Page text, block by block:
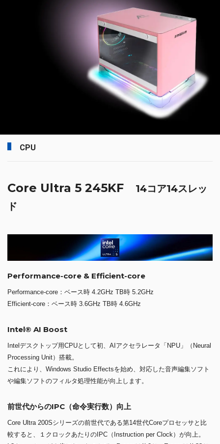
CPU
Core Ultra 5 245KF
14コア14スレッ
ド
Performance-core & Efficient-core
Performance-core：ベース時 4.2GHz TB時 5.2GHz
Efficient-core：ベース時 3.6GHz TB時 4.6GHz
Intel® AI Boost
Intelデスクトップ用CPUとして初、AIアクセラレータ「NPU」（Neural
Processing Unit）搭載。
これにより、Windows Studio Effectsを始め、対応した音声編集ソフト
や編集ソフトのフィルタ処理性能が向上します。
前世代からのIPC（命令実行数）向上
Core Ultra 200Sシリーズの前世代である第14世代Coreプロセッサと比
較すると、１クロックあたりのIPC（Instruction per Clock）が向上。